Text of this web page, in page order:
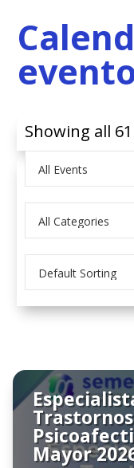
Showing all
Mayor